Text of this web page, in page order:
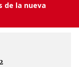
de la nueva